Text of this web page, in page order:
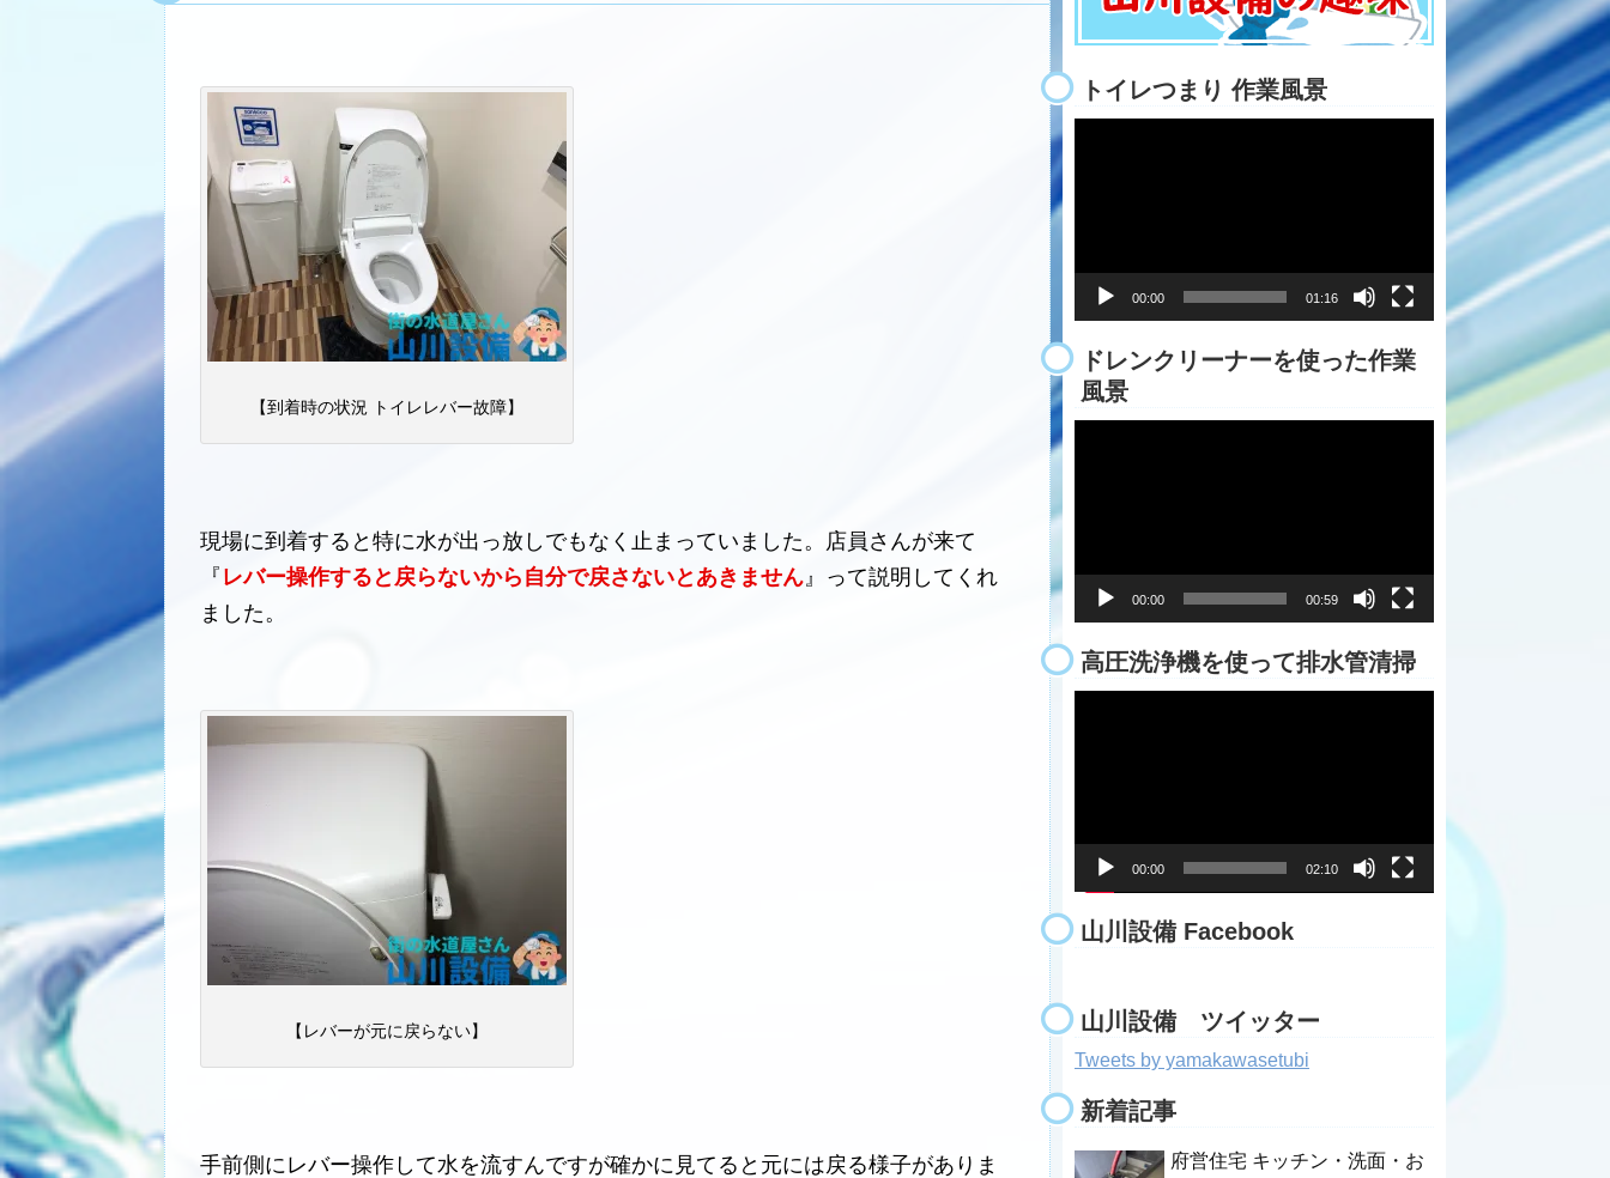
【到着時の状況 トイレレバー故障】
現場に到着すると特に水が出っ放しでもなく止まっていました。店員さんが来て
『 レバー操作すると戻らないから自分で戻さないとあきません 』って説明してくれ
ました。
【レバーが元に戻らない】
手前側にレバー操作して水を流すんですが確かに見てると元には戻る様子がありま
トイレつまり 作業風景
ー
00:00 01:16
ドレンクリーナーを使った作業
風景
ー
00:00 00:59
高圧洗浄機を使って排水管清掃
00:00 02:10
山川設備 Facebook
山川設備 ツイッター
Tweets by yamakawasetubi
新着記事
府営住宅 キッチン・洗面・お